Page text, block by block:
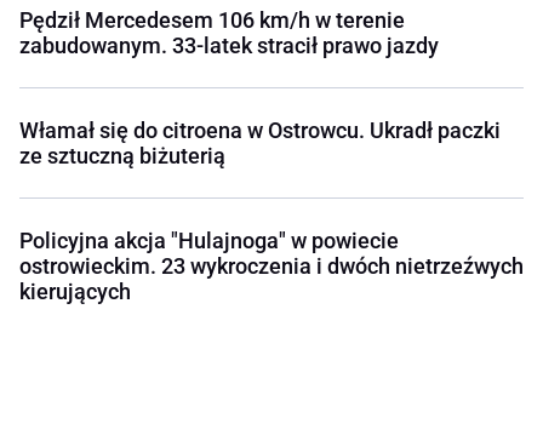
Pędził Mercedesem 106 km/h w terenie
zabudowanym. 33-latek stracił prawo jazdy
Włamał się do citroena w Ostrowcu. Ukradł paczki
ze sztuczną biżuterią
Policyjna akcja "Hulajnoga" w powiecie
ostrowieckim. 23 wykroczenia i dwóch nietrzeźwych
kierujących